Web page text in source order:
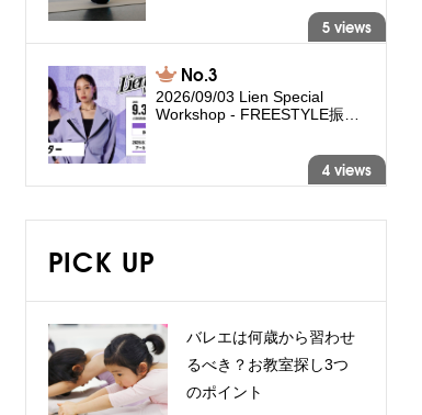
5 views
2026/09/03 Lien Special
Workshop - FREESTYLE振…
4 views
PICK UP
バレエは何歳から習わせ
るべき？お教室探し3つ
のポイント